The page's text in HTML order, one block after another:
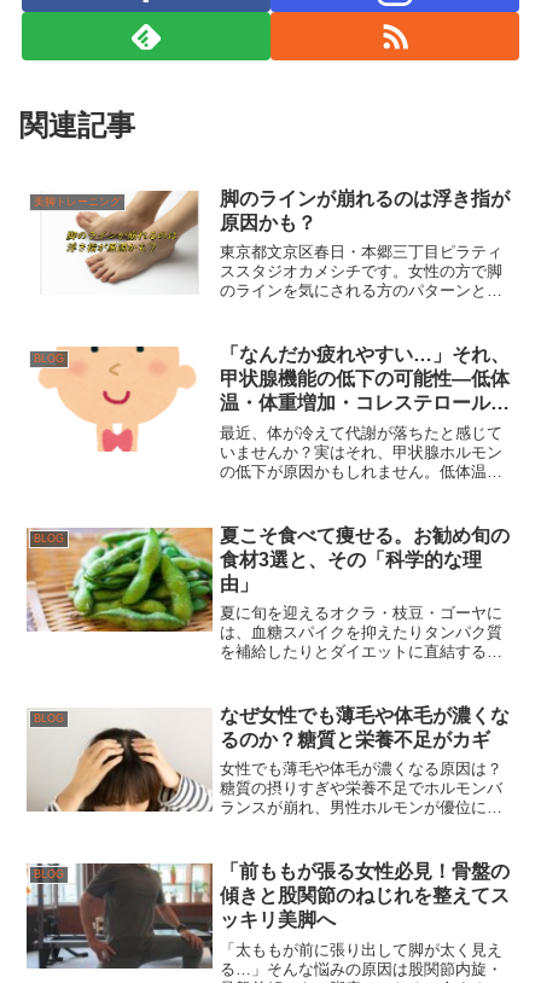
関連記事
美脚トレーニング
脚のラインが崩れるのは浮き指が
原因かも？
東京都文京区春日・本郷三丁目ピラティ
ススタジオカメシチです。女性の方で脚
のラインを気にされる方のパターンとし
な悩みをお持ちになっています。
BLOG
「なんだか疲れやすい…」それ、
甲状腺機能の低下の可能性―低体
温・体重増加・コレステロールの
意外な関係
最近、体が冷えて代謝が落ちたと感じて
いませんか？実はそれ、甲状腺ホルモン
の低下が原因かもしれません。低体温・
解説します。
BLOG
夏こそ食べて痩せる。お勧め旬の
食材3選と、その「科学的な理
由」
夏に旬を迎えるオクラ・枝豆・ゴーヤに
は、血糖スパイクを抑えたりタンパク質
を補給したりとダイエットに直結する栄
に解説。
BLOG
なぜ女性でも薄毛や体毛が濃くな
るのか？糖質と栄養不足がカギ
女性でも薄毛や体毛が濃くなる原因は？
糖質の摂りすぎや栄養不足でホルモンバ
ランスが崩れ、男性ホルモンが優位に。
BLOG
「前ももが張る女性必見！骨盤の
傾きと股関節のねじれを整えてス
ッキリ美脚へ
「太ももが前に張り出して脚が太く見え
る…」そんな悩みの原因は股関節内旋・